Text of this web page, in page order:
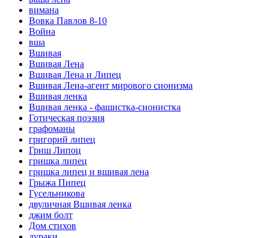
вимана
Вовка Павлов 8-10
Война
вша
Вшивая
Вшивая Лена
Вшивая Лена и Липец
Вшивая Лена-агент мирового сионизма
Вшивая ленка
Вшивая ленка - фашистка-сионистка
Готическая поэзия
графоманы
григорий липец
Гриш Липоц
гришка липец
гришка липец и вшивая лена
Грыжа Пипец
Гусельникова
двуличная Вшивая ленка
джим болт
Дом стихов